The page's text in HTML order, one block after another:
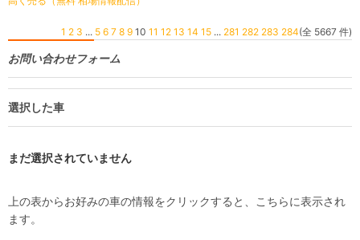
1 2 3 ... 5 6 7 8 9 10 11 12 13 14 15 ... 281 282 283 284(全 5667 件)
お問い合わせフォーム
選択した車
まだ選択されていません
上の表からお好みの車の情報をクリックすると、こちらに表示され
ます。